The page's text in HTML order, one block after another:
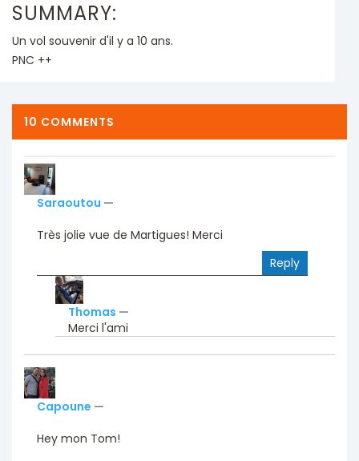
SUMMARY:
Un vol souvenir d'il y a 10 ans.
PNC ++
10 COMMENTS
Saraoutou —
Très jolie vue de Martigues! Merci
Reply
Thomas —
Merci l'ami
Capoune —
Hey mon Tom!